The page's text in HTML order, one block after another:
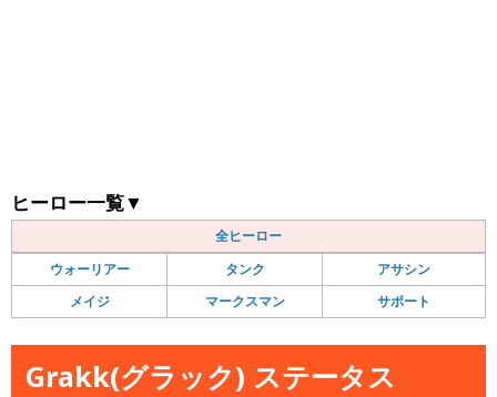
ヒーロー一覧▼
全ヒーロー
ウォーリアー
タンク
アサシン
メイジ
マークスマン サポート
Grakk(グラック) ステータス